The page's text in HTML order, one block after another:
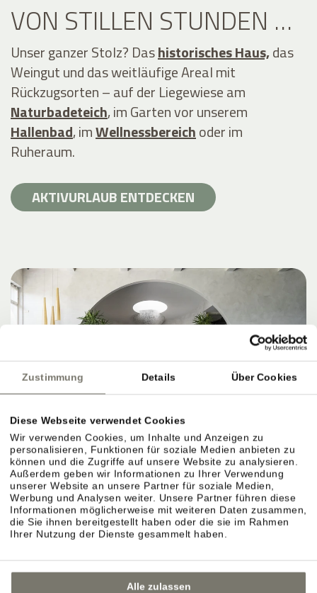
Zustimmung Details Über Cookies
Diese Webseite verwendet Cookies
Wir verwenden Cookies, um Inhalte und Anzeigen zu
personalisieren, Funktionen für soziale Medien anbieten zu
können und die Zugriffe auf unsere Website zu analysieren.
Außerdem geben wir Informationen zu Ihrer Verwendung
unserer Website an unsere Partner für soziale Medien,
Werbung und Analysen weiter. Unsere Partner führen diese
Informationen möglicherweise mit weiteren Daten zusammen,
die Sie ihnen bereitgestellt haben oder die sie im Rahmen
Ihrer Nutzung der Dienste gesammelt haben.
Alle zulassen
VON STILLEN STUNDEN …
Unser ganzer Stolz? Dashistorisches Haus,das
Weingut und das weitläufige Areal mit
Rückzugsorten – auf der Liegewiese am
Naturbadeteich, im Garten vor unserem
Hallenbad, imWellnessbereichoder im
Ruheraum.
AKTIVURLAUB ENTDECKEN